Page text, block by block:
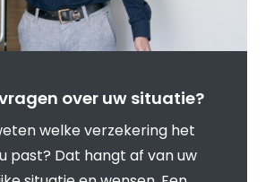
over uw situatie?
welke verzekering het
past? Dat hangt af van uw